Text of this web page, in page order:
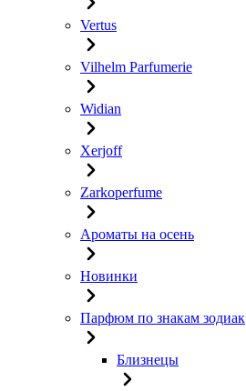
Vertus
Vilhelm Parfumerie
Widian
Xerjoff
Zarkoperfume
Ароматы на осень
Новинки
Парфюм по знакам зодиак
Близнецы